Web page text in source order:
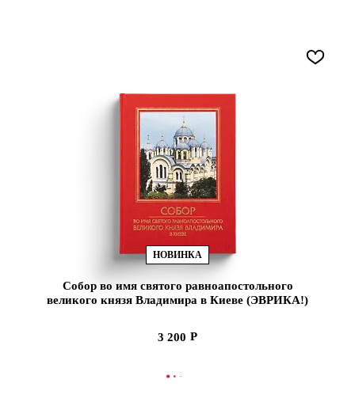
НОВИНКА
Собор во имя святого равноапостольного
великого князя Владимира в Киеве (ЭВРИКА!)
3 200
В КОРЗИНУ